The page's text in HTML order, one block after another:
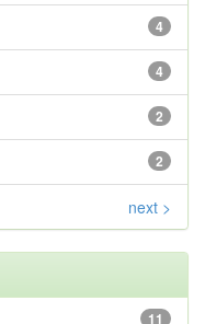
4
4
2
2
next >
11